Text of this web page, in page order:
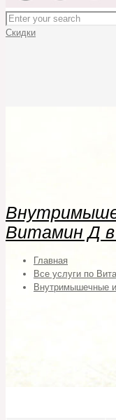
Скидки
Витамин Д
Главная
Все услуги по
Внутримышечные